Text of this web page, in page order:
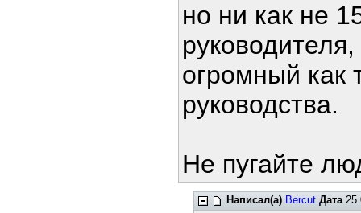
но ни как не
огромный как
руководства.
Не пугайте
Написал(а) Bercut Дата